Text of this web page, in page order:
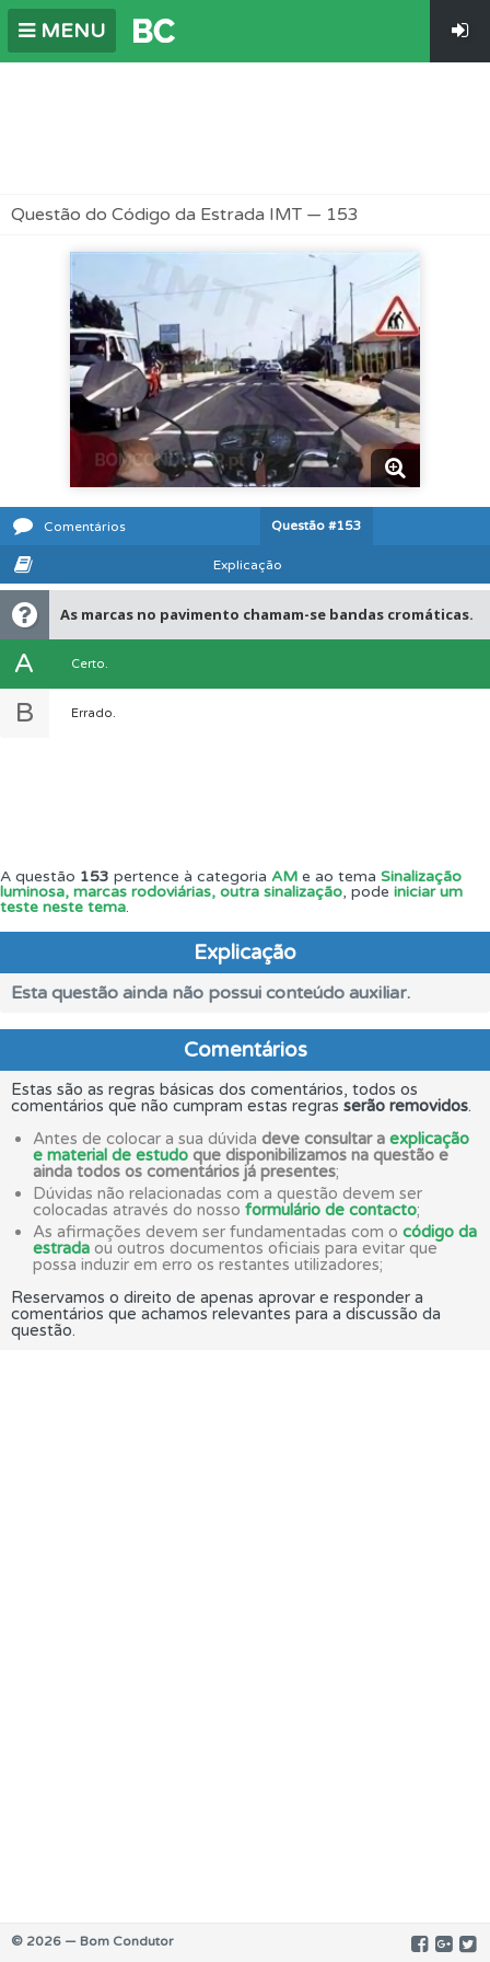
MENU
Questão do Código da Estrada IMT — 153
Comentários Questão #153
Explicação
As marcas no pavimento chamam-se bandas cromáticas.
A Certo.
B Errado.
A questão 153 pertence à categoria AM e ao tema Sinalização
luminosa, marcas rodoviárias, outra sinalização, pode iniciar um
teste neste tema.
Explicação
Esta questão ainda não possui conteúdo auxiliar.
Comentários
Estas são as regras básicas dos comentários, todos os
comentários que não cumpram estas regras serão removidos.
Antes de colocar a sua dúvida deve consultar a explicação
e material de estudo que disponibilizamos na questão e
ainda todos os comentários já presentes;
Dúvidas não relacionadas com a questão devem ser
colocadas através do nosso formulário de contacto;
As afirmações devem ser fundamentadas com o código da
estrada ou outros documentos oficiais para evitar que
possa induzir em erro os restantes utilizadores;
Reservamos o direito de apenas aprovar e responder a
comentários que achamos relevantes para a discussão da
questão.
© 2026 — Bom Condutor